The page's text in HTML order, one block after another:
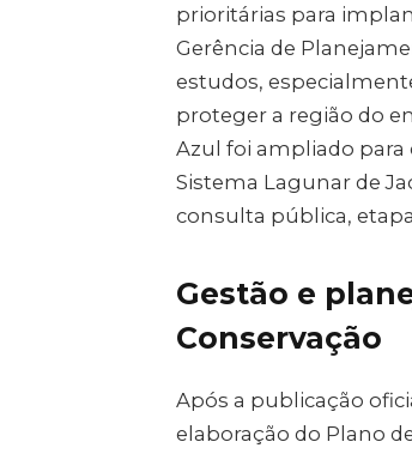
prioritárias para
Gerência de
estudos,
proteger a região do
Azul foi ampliado para
Sistema Lagunar de
consulta pública,
Gestão e
Conservação
Após a publicação
elaboração do Plano